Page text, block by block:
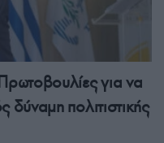
για να
δύναμη πολιτιστικής